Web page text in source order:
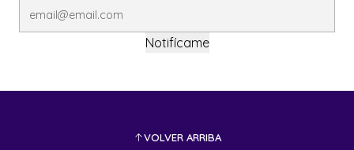
Notifícame
VOLVER ARRIBA